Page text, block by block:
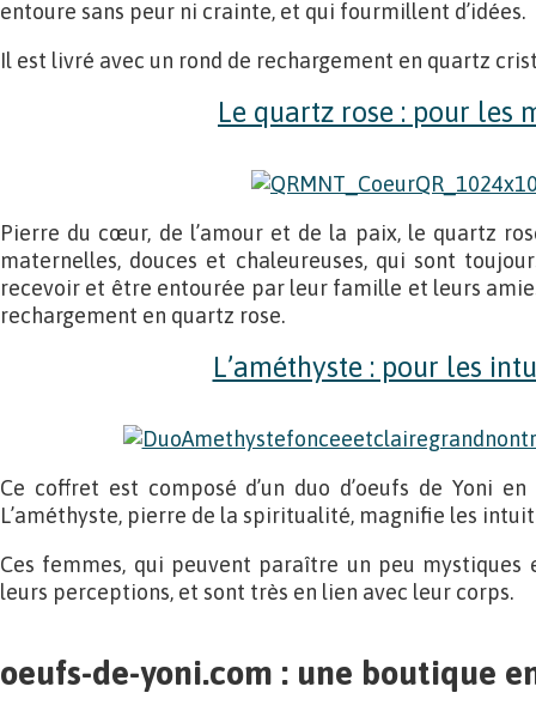
entoure sans peur ni crainte, et qui fourmillent d’idées.
Il est livré avec un rond de rechargement en quartz
Le quartz rose : pour les
Pierre du cœur, de l’amour et de la paix, le quartz
maternelles, douces et chaleureuses, qui sont
recevoir et être entourée par leur famille et leurs
rechargement en quartz rose.
L’améthyste : pour les
Ce coffret est composé d’un duo d’oeufs de Yoni
L’améthyste, pierre de la spiritualité, magnifie les
Ces femmes, qui peuvent paraître un peu mystiques
leurs perceptions, et sont très en lien avec leur corps.
oeufs-de-yoni.com : une boutique